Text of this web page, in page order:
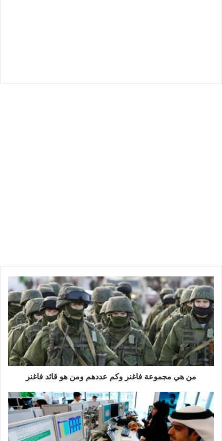
من هي مجموعة فاغنر وكم عددهم ومن هو قائد فاغنر